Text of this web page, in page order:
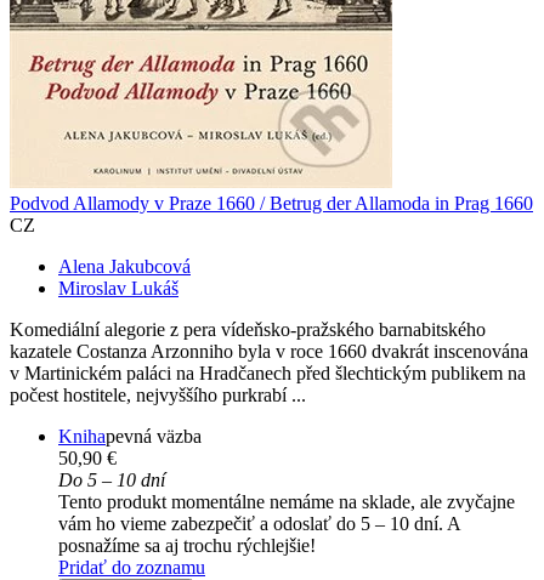
Podvod Allamody v Praze 1660 / Betrug der Allamoda in Prag 1660
CZ
Alena Jakubcová
Miroslav Lukáš
Komediální alegorie z pera vídeňsko-pražského barnabitského
kazatele Costanza Arzonniho byla v roce 1660 dvakrát inscenována
v Martinickém paláci na Hradčanech před šlechtickým publikem na
počest hostitele, nejvyššího purkrabí ...
Knihapevná väzba
50,90 €
Do 5 – 10 dní
Tento produkt momentálne nemáme na sklade, ale zvyčajne
vám ho vieme zabezpečiť a odoslať do 5 – 10 dní. A
posnažíme sa aj trochu rýchlejšie!
Pridať do zoznamu